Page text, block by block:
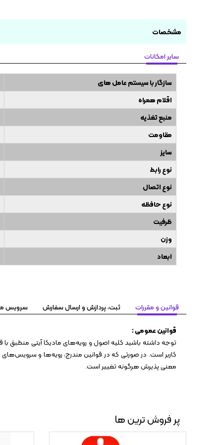
مشخصات
سایر امکانات
سازگار با سیستم عامل های
اقلام همراه
منبع تغذیه
مقاومت
سایز
نوع رابط
نوع اتصال
نوع حافظه
ظرفیت
وزن
ابعاد
قوانین و مقررات ثبت، پردازش و ارسال سفارش
سرویس مهلت
قوانین عمومی :
توجه داشته باشید کلیه اصول و رویه‏‌های مادیکا آیتی منطبق با
کاربر است. در صورتی که در قوانین مندرج، رویه‏‌ها و
معنی پذیرش هرگونه تغییر است.
پر فروش ترین ها